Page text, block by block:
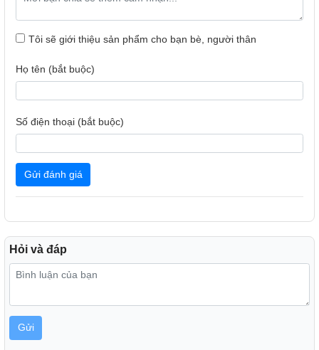
thay cho bạn thay bộ lọc đúng thời gian, lọc không khí hiệu
quả hơn.
Hoạt động êm ái như tiếng thì thầm với độ ồn từ 35 - 61
dB, mang lại sự thoải mái cho không gian sử dụng,
thích hợp để sử dụng trong phòng ngủ hoặc phòng trẻ
Tôi sẽ giới thiệu sản phẩm cho bạn bè, người thân
Họ tên (bắt buộc)
Số điện thoại (bắt buộc)
Gửi đánh giá
Hỏi và đáp
Gửi